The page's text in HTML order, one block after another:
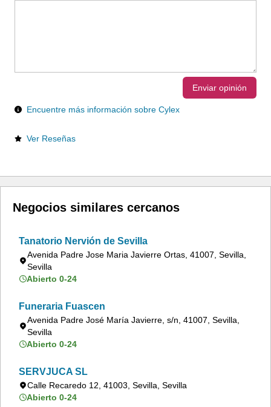
Enviar opinión
Encuentre más información sobre Cylex
Ver Reseñas
Negocios similares cercanos
Tanatorio Nervión de Sevilla
Avenida Padre Jose Maria Javierre Ortas, 41007, Sevilla,
Sevilla
Abierto 0-24
Funeraria Fuascen
Avenida Padre José María Javierre, s/n, 41007, Sevilla,
Sevilla
Abierto 0-24
SERVJUCA SL
Calle Recaredo 12, 41003, Sevilla, Sevilla
Abierto 0-24